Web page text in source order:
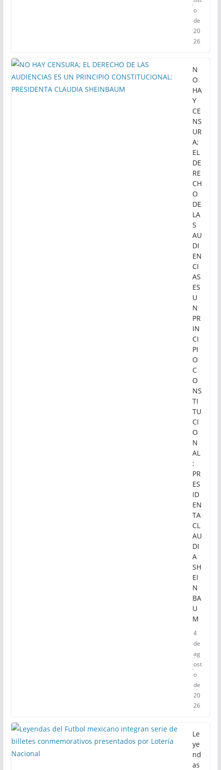
o
de
20
26
N
O
HA
Y
CE
NS
UR
A;
EL
DE
RE
CH
O
DE
LA
S
AU
DI
EN
CI
AS
ES
U
N
PR
IN
CI
PI
O
C
O
NS
TI
TU
CI
O
N
AL
:
PR
ES
ID
EN
TA
CL
AU
DI
A
SH
EI
N
BA
U
M
4
de
ag
ost
o
de
20
26
Le
ye
nd
as